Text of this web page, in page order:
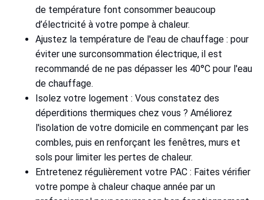
de température font consommer beaucoup
d’électricité à votre pompe à chaleur.
Ajustez la température de l'eau de chauffage : pour
éviter une surconsommation électrique, il est
recommandé de ne pas dépasser les 40°C pour l'eau
de chauffage.
Isolez votre logement : Vous constatez des
déperditions thermiques chez vous ? Améliorez
l'isolation de votre domicile en commençant par les
combles, puis en renforçant les fenêtres, murs et
sols pour limiter les pertes de chaleur.
Entretenez régulièrement votre PAC : Faites vérifier
votre pompe à chaleur chaque année par un